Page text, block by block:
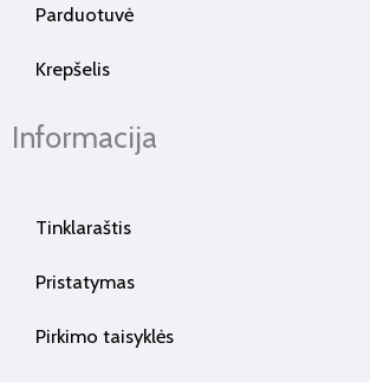
Parduotuvė
Krepšelis
Informacija
Tinklaraštis
Pristatymas
Pirkimo taisyklės